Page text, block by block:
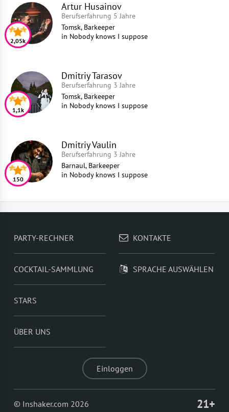
Artur Husainov
Berufserfahrung 5 Jahre
Tomsk, Barkeeper
in Nobody knows I suppose
2,05k
Dmitriy Tarasov
Berufserfahrung 3 Jahre
Tomsk, Barkeeper
in Nobody knows I suppose
1,1k
Dmitriy Vaulin
Berufserfahrung 3 Jahre
Barnaul, Barkeeper
in Nobody knows I suppose
150
PARTY-RECHNER
COCKTAIL-SAMMLUNG
STARS
ÜBER UNS
KONTAKTE
SPRACHE AUSWÄHLEN
Einloggen
© Inshaker.com 2026 21+